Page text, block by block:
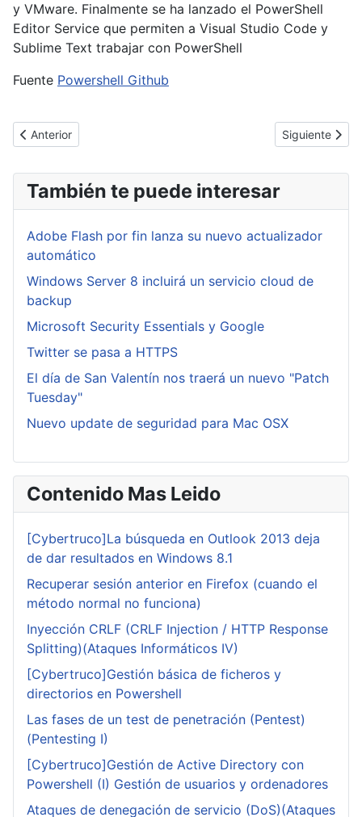
y VMware. Finalmente se ha lanzado el PowerShell
Editor Service que permiten a Visual Studio Code y
Sublime Text trabajar con PowerShell
Fuente Powershell Github
Artículo anterior: Comprometidos los servidores de Opera Sync
Anterior Artículo
Siguiente
También te puede interesar
Adobe Flash por fin lanza su nuevo actualizador
automático
Windows Server 8 incluirá un servicio cloud de
backup
Microsoft Security Essentials y Google
Twitter se pasa a HTTPS
El día de San Valentín nos traerá un nuevo "Patch
Tuesday"
Nuevo update de seguridad para Mac OSX
Contenido Mas Leido
[Cybertruco]La búsqueda en Outlook 2013 deja
de dar resultados en Windows 8.1
Recuperar sesión anterior en Firefox (cuando el
método normal no funciona)
Inyección CRLF (CRLF Injection / HTTP Response
Splitting)(Ataques Informáticos IV)
[Cybertruco]Gestión básica de ficheros y
directorios en Powershell
Las fases de un test de penetración (Pentest)
(Pentesting I)
[Cybertruco]Gestión de Active Directory con
Powershell (I) Gestión de usuarios y ordenadores
Ataques de denegación de servicio (DoS)(Ataques